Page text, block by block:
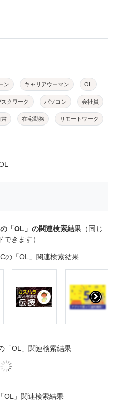
ン キャリアウーマン OL
スクワーク パソコン 会社員
粛 在宅勤務 リモートワーク
「OL」の関連検索結果 （同じ
きます）
の「OL」関連検索結果
「OL」関連検索結果
OL」関連検索結果